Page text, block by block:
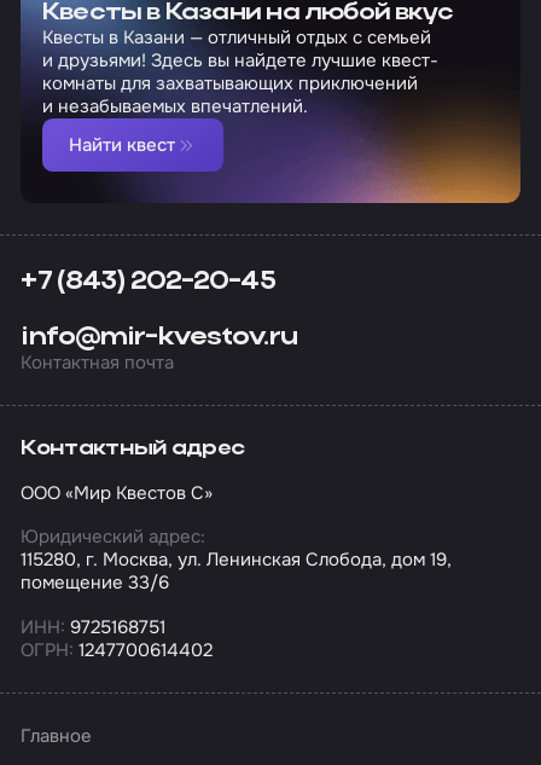
Квесты в Казани на любой вкус
Квесты в Казани — отличный отдых с семьей
и друзьями! Здесь вы найдете лучшие квест-
комнаты для захватывающих приключений
и незабываемых впечатлений.
Найти квест
+7 (843) 202-20-45
info@mir-kvestov.ru
Контактная почта
Контактный адрес
ООО «Мир Квестов С»
Юридический адрес:
115280, г. Москва, ул. Ленинская Слобода, дом 19,
помещение 33/6
ИНН: 9725168751
ОГРН: 1247700614402
Главное